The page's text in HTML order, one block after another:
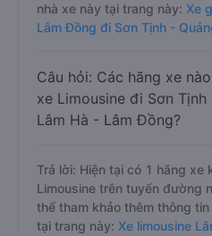
nhà xe này tại trang này: Xe
Lâm Đồng đi Sơn Tịnh -
Câu hỏi: Các hãng xe
xe Limousine đi Sơn
Lâm Hà - Lâm Đồng?
Trả lời: Hiện tại có 1 hãng xe
Limousine trên tuyến đường
thể tham khảo thêm thông
tại trang này: Xe limousine